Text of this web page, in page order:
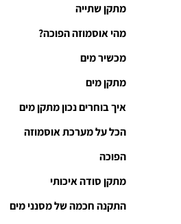
מתקן שתייה
מהי אוסמוזה הפוכה?
מכשיר מים
מתקן מים
איך בוחרים נכון מתקן מים
הכל על מערכת אוסמוזה
הפוכה
מתקן סודה איכותי
התקנה חכמה של מסנני מים